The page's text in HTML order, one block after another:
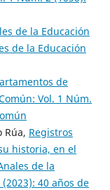
de la Educación
de la Educación
de
Vol. 1 Núm.
Rúa, Registros
historia, en el
de la
40 años de